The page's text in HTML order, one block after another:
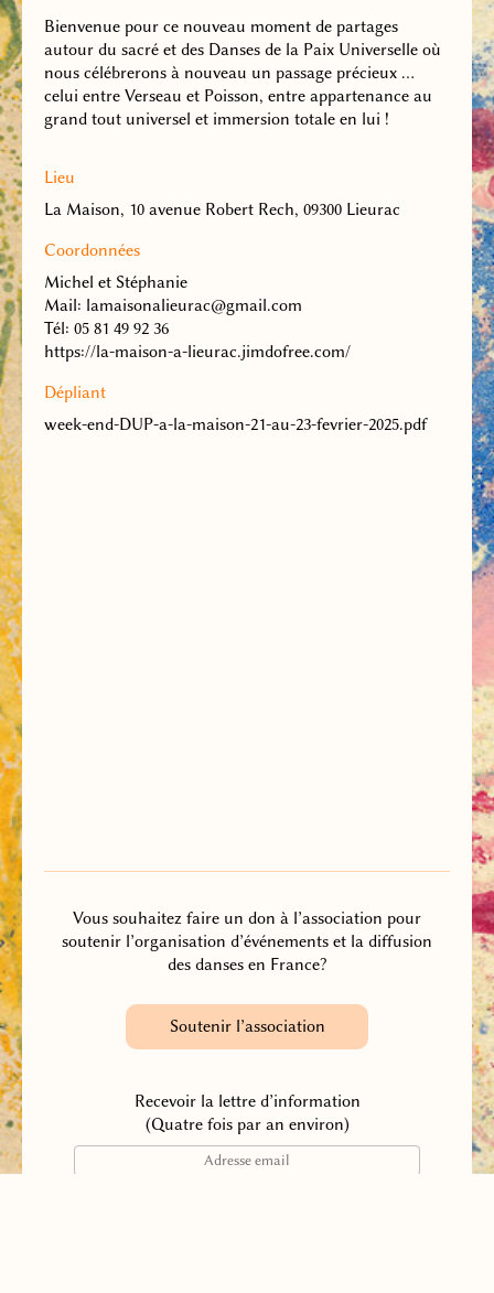
Bienvenue pour ce nouveau moment de partages
autour du sacré et des Danses de la Paix Universelle où
nous célébrerons à nouveau un passage précieux …
celui entre Verseau et Poisson, entre appartenance au
grand tout universel et immersion totale en lui !
Lieu
La Maison, 10 avenue Robert Rech, 09300 Lieurac
Coordonnées
Michel et Stéphanie
Mail: lamaisonalieurac@gmail.com
Tél: 05 81 49 92 36
https://la-maison-a-lieurac.jimdofree.com/
Dépliant
week-end-DUP-a-la-maison-21-au-23-fevrier-2025.pdf
Vous souhaitez faire un don à l’association pour
soutenir l’organisation d’événements et la diffusion
des danses en France?
Soutenir l’association
Recevoir la lettre d’information
(Quatre fois par an environ)